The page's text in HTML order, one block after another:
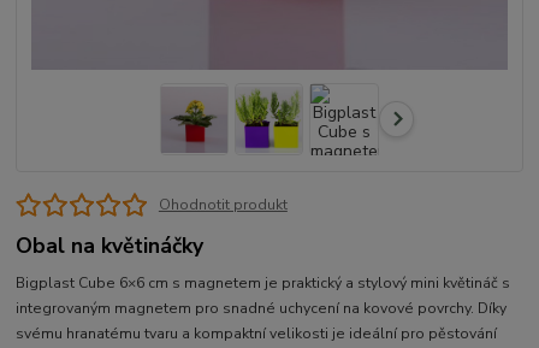
Ohodnotit produkt
Obal na květináčky
Bigplast Cube 6×6 cm s magnetem je praktický a stylový mini květináč s
integrovaným magnetem pro snadné uchycení na kovové povrchy. Díky
svému hranatému tvaru a kompaktní velikosti je ideální pro pěstování